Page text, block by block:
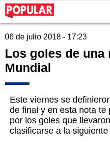
06 de julio 2018 - 17:23
Los goles de una
Mundial
Este viernes se
de final y en esta nota te
por los goles que
clasificarse a la